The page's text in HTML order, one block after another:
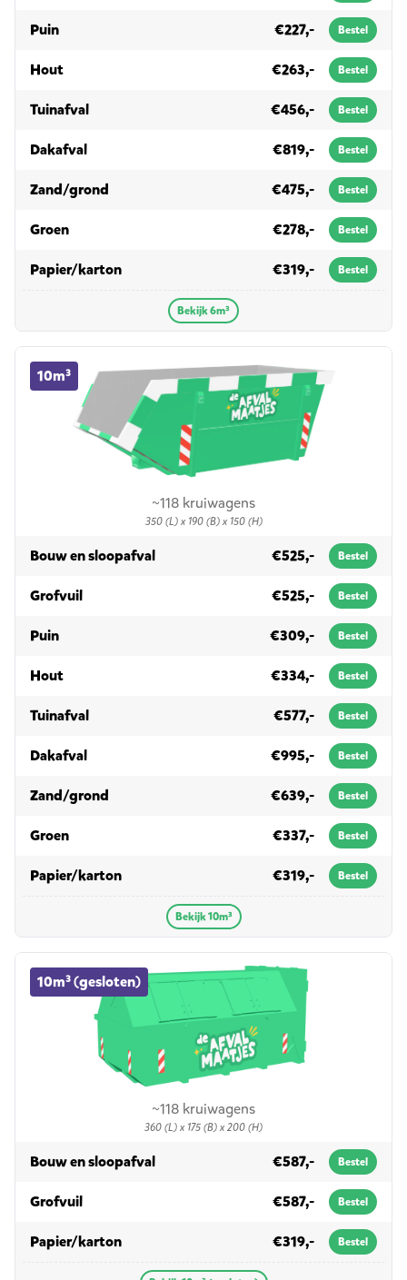
Puinin 6m³ €227,- Bestel
Houtin 6m³ €263,- Bestel
Tuinafvalin 6m³ €456,- Bestel
Dakafvalin 6m³ €819,- Bestel
Zand/grond €475,- Bestel
Groenin 6m³ €278,- Bestel
Papier/kartonin 6m³ €319,- Bestel
Bekijk 6m³
~118 kruiwagens
350 (L) x 190 (B) x 150 (H)
10m³
10m³ container huren
Bouw en sloopafvalin 10m³ €525,- Bestel
Grofvuilin 10m³ €525,- Bestel
Puinin 10m³ €309,- Bestel
Houtin 10m³ €334,- Bestel
Tuinafvalin 10m³ €577,- Bestel
Dakafvalin 10m³ €995,- Bestel
Zand/grond €639,- Bestel
Groenin 10m³ €337,- Bestel
Papier/kartonin 10m³ €319,- Bestel
Bekijk 10m³
~118 kruiwagens
360 (L) x 175 (B) x 200 (H)
10m³ (gesloten)
10m³ (gesloten) container huren
Bouw en sloopafvalin 10m³ (gesloten) €587,- Bestel
Grofvuilin 10m³ (gesloten) €587,- Bestel
Papier/kartonin 10m³ (gesloten) €319,- Bestel